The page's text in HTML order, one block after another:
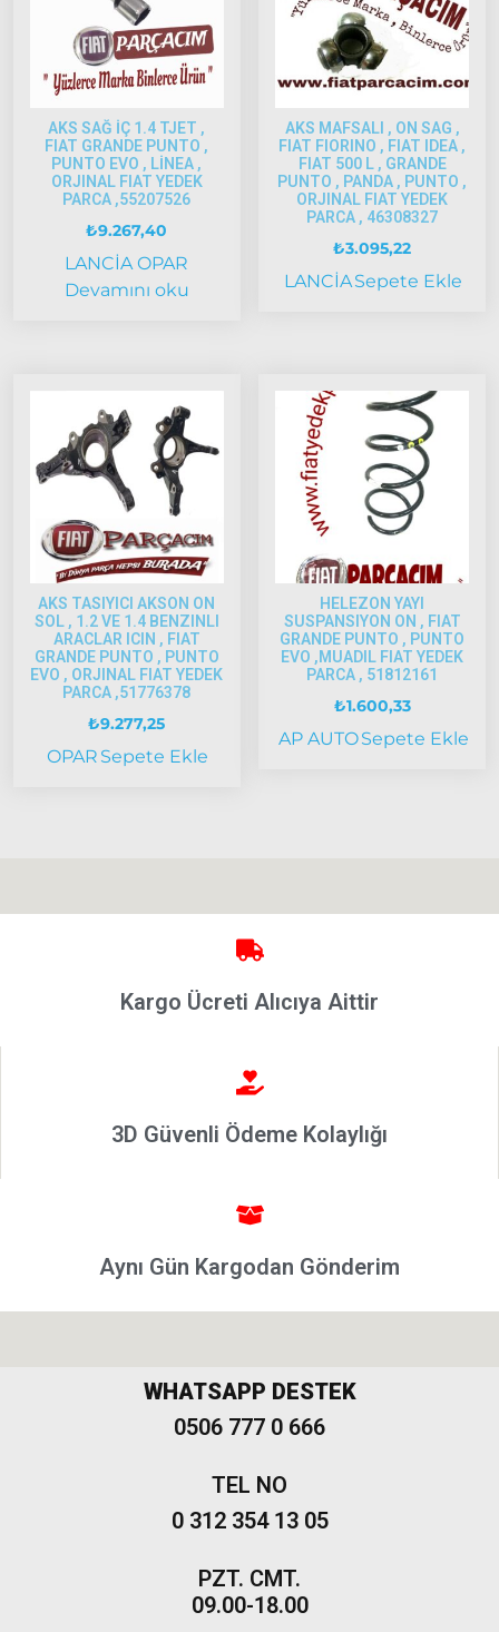
Palio
1997-
2002
Palio
2005
Palio
2005
ve Üstü
Scudo
Albea
2002-
Albea
2005
Model
ve Üstü
Strada
Bravo
1995-2001
1996-2003
Grande
AKS SAĞ İÇ 1.4 TJET ,
FIAT GRANDE PUNTO ,
PUNTO EVO , LİNEA ,
ORJINAL FIAT YEDEK
PARCA ,55207526
₺9.267,40
LANCİA OPAR
Devamını oku
AKS MAFSALI , ON SAG ,
FIAT FIORINO , FIAT IDEA ,
FIAT 500 L , GRANDE
PUNTO , PANDA , PUNTO ,
ORJINAL FIAT YEDEK
PARCA , 46308327
₺3.095,22
LANCİASepete Ekle
AKS TASIYICI AKSON ON
SOL , 1.2 VE 1.4 BENZINLI
ARACLAR ICIN , FIAT
GRANDE PUNTO , PUNTO
EVO , ORJINAL FIAT YEDEK
PARCA ,51776378
₺9.277,25
OPAR Sepete Ekle
HELEZON YAYI
SUSPANSIYON ON , FIAT
GRANDE PUNTO , PUNTO
EVO ,MUADIL FIAT YEDEK
PARCA , 51812161
₺1.600,33
AP AUTOSepete Ekle
Kargo Ücreti Alıcıya Aittir
3D Güvenli Ödeme Kolaylığı
Aynı Gün Kargodan Gönderim
WHATSAPP DESTEK
0506 777 0 666
TEL NO
0 312 354 13 05
PZT. CMT.
09.00-18.00